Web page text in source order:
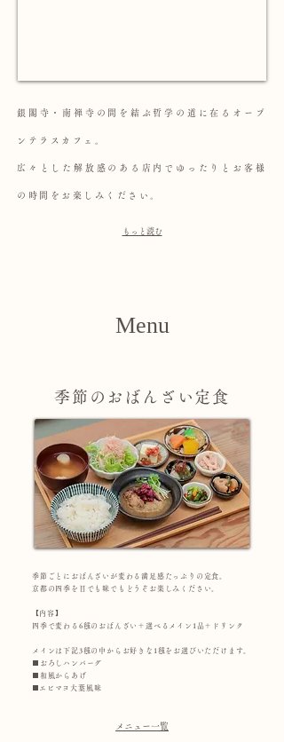
銀閣寺・南禅寺の間を結ぶ哲学の道に在るオープ
ンテラスカフェ。
広々とした解放感のある店内でゆったりとお客様
の時間をお楽しみください。
もっと読む
​Menu
季節のおばんざい定食
季節ごとにおばんざいが変わる満足感たっぷりの定食。
京都の四季を目でも味でもどうぞお楽しみください。
​【内容】
​四季で変わる6種のおばんざい＋選べるメイン1品＋ドリンク
メインは下記3種の中からお好きな1種をお選びいただけます。
■おろしハンバーグ
■和風からあげ
​■エビマヨ大葉風味
メニュー一覧